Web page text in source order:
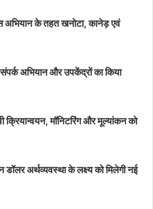
अभियान के तहत खनोटा, कानेड़ एवं
अभियान और उपकेंद्रों का किया
मॉनिटरिंग और मूल्यांकन को
अर्थव्यवस्था के लक्ष्य को मिलेगी नई